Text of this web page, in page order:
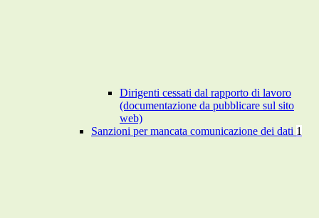
Dirigenti cessati dal rapporto di lavoro
(documentazione da pubblicare sul sito
web)
Sanzioni per mancata comunicazione dei dati 1